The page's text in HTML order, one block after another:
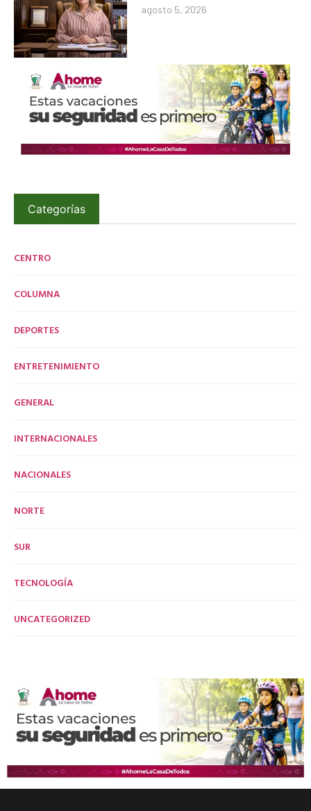
agosto 5, 2026
Categorías
CENTRO
COLUMNA
DEPORTES
ENTRETENIMIENTO
GENERAL
INTERNACIONALES
NACIONALES
NORTE
SUR
TECNOLOGÍA
UNCATEGORIZED